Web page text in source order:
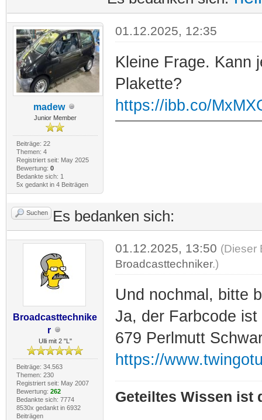
madew
Junior Member
Beiträge: 22
Themen: 4
Registriert seit: May 2025
Bewertung: 0
Bedankte sich: 1
5x gedankt in 4 Beiträgen
01.12.2025, 12:35
Kleine Frage. Kann
Plakette?
https://ibb.co/
Suchen Es bedanken sich:
Broadcasttechnike
r
Ulli mit 2 "L"
Beiträge: 34.563
Themen: 230
Registriert seit: May 2007
Bewertung: 262
Bedankte sich: 7774
8530x gedankt in 6932
Beiträgen
01.12.2025, 13:50 (Dieser
Broadcasttechniker.)
Und nochmal, bitte
Ja, der Farbcode ist
679 Perlmutt
https://
Geteiltes Wissen ist